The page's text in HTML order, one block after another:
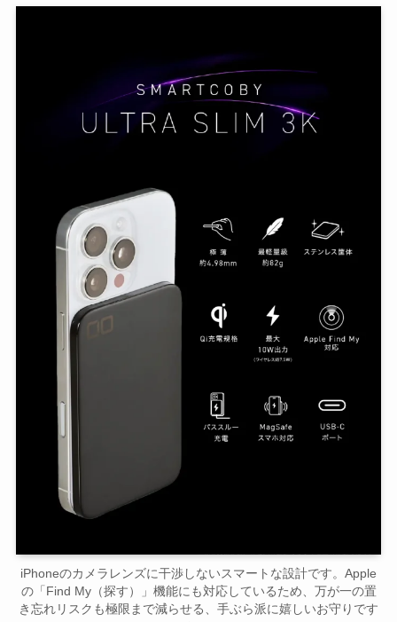
iPhoneのカメラレンズに干渉しないスマートな設計です。Apple
の「Find My（探す）」機能にも対応しているため、万が一の置
き忘れリスクも極限まで減らせる、手ぶら派に嬉しいお守りです